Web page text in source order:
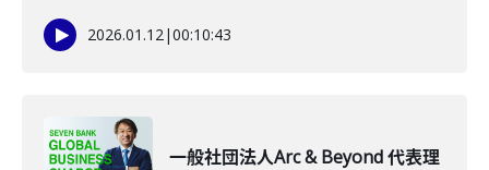
2026.01.12|00:10:43
一般社団法人Arc & Beyond 代表理